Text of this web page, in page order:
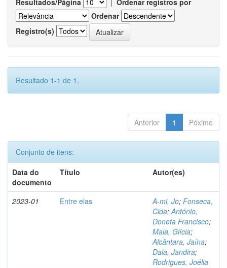
Resultados/Página | Ordenar registros por
Ordenar
Registro(s)
Resultado 1-1 de 1.
Anterior 1 Póximo
Conjunto de itens:
Data do
documento
Título Autor(es)
2023-01 Entre elas A-mi, Jo; Fonseca,
Cida;António,
Doneta Francisco;
Maia, Glícia;
Alcântara, Jaína;
Dala, Jandira;
Rodrigues, Joélia